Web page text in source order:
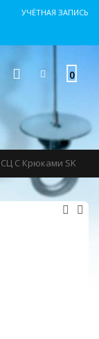
УЧЁТНАЯ ЗАПИСЬ
0
С Крюками SK